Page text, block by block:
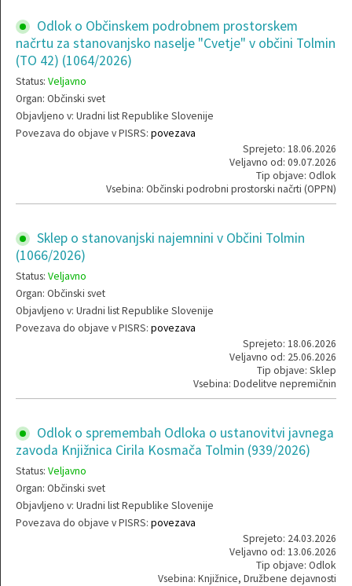
Odlok o Občinskem podrobnem prostorskem
načrtu za stanovanjsko naselje "Cvetje" v občini Tolmin
(TO 42) (1064/2026)
Status: Veljavno
Organ: Občinski svet
Objavljeno v: Uradni list Republike Slovenije
Povezava do objave v PISRS: povezava
Sprejeto: 18.06.2026
Veljavno od: 09.07.2026
Tip objave: Odlok
Vsebina: Občinski podrobni prostorski načrti (OPPN)
Sklep o stanovanjski najemnini v Občini Tolmin
(1066/2026)
Status: Veljavno
Organ: Občinski svet
Objavljeno v: Uradni list Republike Slovenije
Povezava do objave v PISRS: povezava
Sprejeto: 18.06.2026
Veljavno od: 25.06.2026
Tip objave: Sklep
Vsebina: Dodelitve nepremičnin
Odlok o spremembah Odloka o ustanovitvi javnega
zavoda Knjižnica Cirila Kosmača Tolmin (939/2026)
Status: Veljavno
Organ: Občinski svet
Objavljeno v: Uradni list Republike Slovenije
Povezava do objave v PISRS: povezava
Sprejeto: 24.03.2026
Veljavno od: 13.06.2026
Tip objave: Odlok
Vsebina: Knjižnice, Družbene dejavnosti